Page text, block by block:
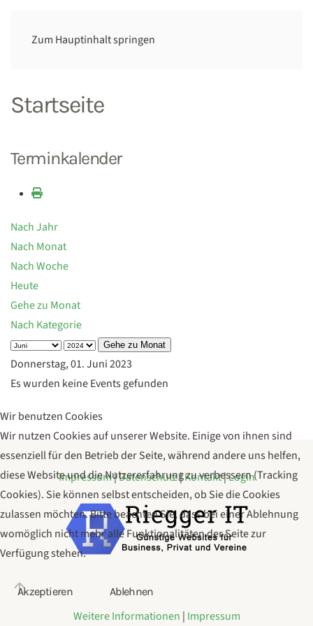
Zum Hauptinhalt springen
Startseite
Terminkalender
Nach Jahr
Nach Monat
Nach Woche
Heute
Gehe zu Monat
Nach Kategorie
Gehe zu Monat
Donnerstag, 01. Juni 2023
Es wurden keine Events gefunden
Impressum|Datenschutz|Kontakt|Login
Wir benutzen Cookies
Wir nutzen Cookies auf unserer Website. Einige von ihnen sind
essenziell für den Betrieb der Seite, während andere uns helfen,
diese Website und die Nutzererfahrung zu verbessern (Tracking
Cookies). Sie können selbst entscheiden, ob Sie die Cookies
zulassen möchten. Bitte beachten Sie, dass bei einer Ablehnung
womöglich nicht mehr alle Funktionalitäten der Seite zur
Verfügung stehen.
Akzeptieren Ablehnen
Weitere Informationen | Impressum